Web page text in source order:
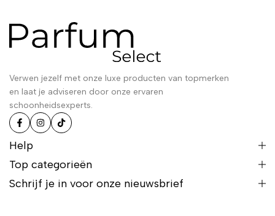
Verwen jezelf met onze luxe producten van topmerken
en laat je adviseren door onze ervaren
schoonheidsexperts.
Help
Top categorieën
Schrijf je in voor onze nieuwsbrief